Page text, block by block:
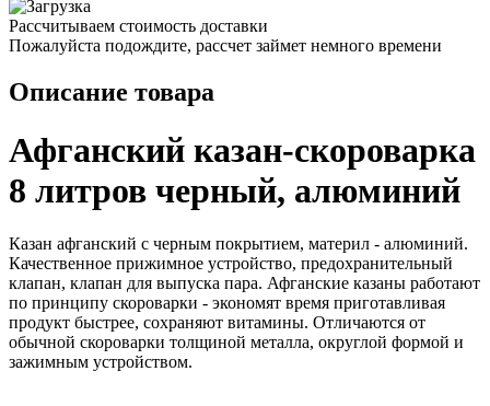
Рассчитываем стоимость доставки
Пожалуйста подождите, рассчет займет немного времени
Описание товара
Афганский казан-скороварка
8 литров черный, алюминий
Казан афганский с черным покрытием, материл - алюминий.
Качественное прижимное устройство, предохранительный
клапан, клапан для выпуска пара. Афганские казаны работают
по принципу скороварки - экономят время приготавливая
продукт быстрее, сохраняют витамины. Отличаются от
обычной скороварки толщиной металла, округлой формой и
зажимным устройством.